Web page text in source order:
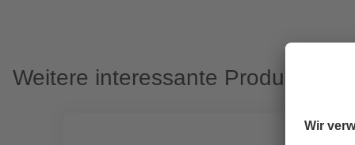
Weitere interessante Produkte